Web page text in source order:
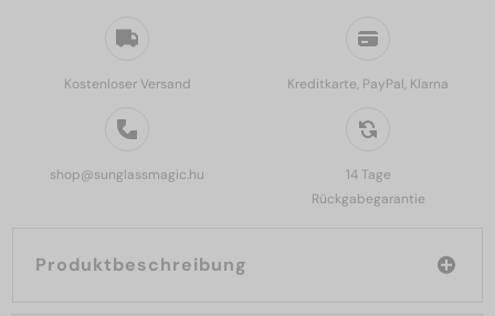
Kostenloser Versand Kreditkarte, PayPal, Klarna
shop@sunglassmagic.hu
14 Tage
Rückgabegarantie
Produktbeschreibung